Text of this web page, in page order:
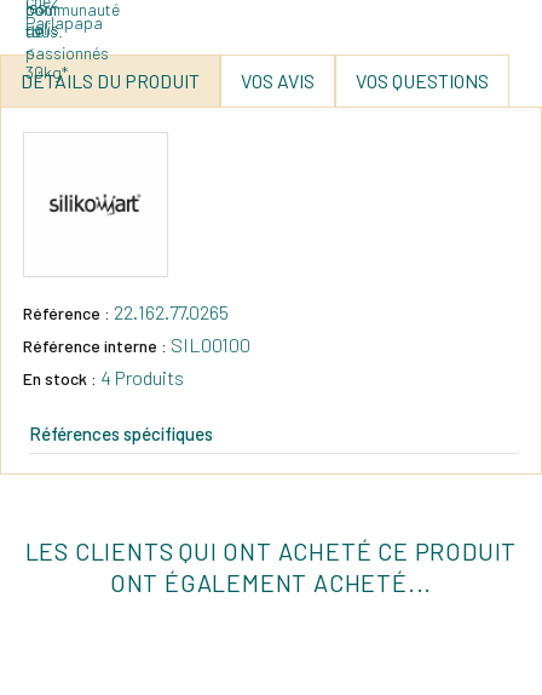
DÉTAILS DU PRODUIT VOS AVIS VOS QUESTIONS
Référence : 22.162.77.0265
Référence interne : SIL00100
En stock : 4 Produits
Références spécifiques
LES CLIENTS QUI ONT ACHETÉ CE PRODUIT
ONT ÉGALEMENT ACHETÉ...